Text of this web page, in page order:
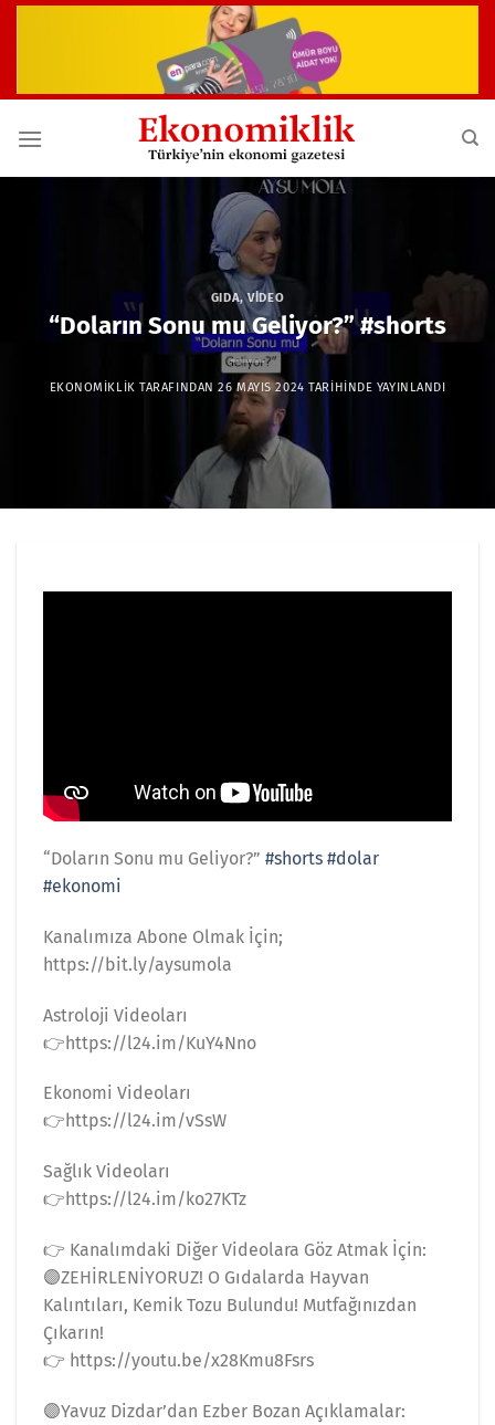
GIDA,VIDEO
“Doların Sonu mu Geliyor?” #shorts
EKONOMIKLIK TARAFINDAN 26 MAYIS 2024 TARIHINDE YAYINLANDI
“Doların Sonu mu Geliyor?” #shorts #dolar
#ekonomi
Kanalımıza Abone Olmak İçin;
https://bit.ly/aysumola
Astroloji Videoları
👉https://l24.im/KuY4Nno
Ekonomi Videoları
👉https://l24.im/vSsW
Sağlık Videoları
👉https://l24.im/ko27KTz
👉 Kanalımdaki Diğer Videolara Göz Atmak İçin:
🟣ZEHİRLENİYORUZ! O Gıdalarda Hayvan
Kalıntıları, Kemik Tozu Bulundu! Mutfağınızdan
Çıkarın!
👉 https://youtu.be/x28Kmu8Fsrs
🟣Yavuz Dizdar’dan Ezber Bozan Açıklamalar: